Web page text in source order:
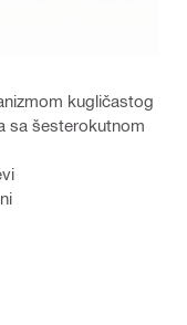
kugličastog
sa šesterokutnom